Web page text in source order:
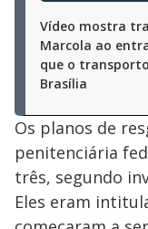
Vídeo mostra
Marcola ao
que o
Brasília
Os planos de
penitenciária
três, segundo
Eles eram